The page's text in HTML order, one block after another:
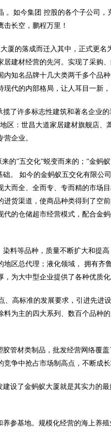
如今集团 控股的各个子公司
长空，鹏程万里！
厦的落成而迁入其中，正式更名
建材经营的先河。实现了采购
知名品牌十几大类两千多个品
代的内部格局，让人耳目一新
了许多标志性建筑和著名企业
区：世昌大道家居建材旗舰店、
企业。
”五交化”蜕变而来的；”金蚂
。 如今的金蚂蚁五交化有限公
而全、全而专、专而精的市场
货渠道，使商品种类得到了空
的仓储超市经营模式，配合金
料等品种，质量不断扩大和提高
区总代理；液化领域， 拥有齐
为大中型企业提供了各种优质化
高标准的发展要求，引进先进
为主的四大系列、数百个品种
管材类制品，批发经营网络覆
争中抢占市场制高点，不断成长
设了金蚂蚁大厦就是其实力的
参基地。规模化经营的海上养